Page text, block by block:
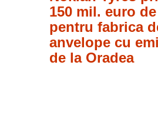
150 mil. euro
pentru fabrica
anvelope cu
de la Oradea